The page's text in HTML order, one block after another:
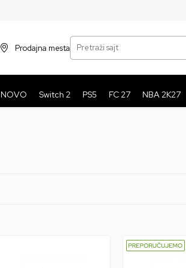
Prodajna mesta
Pretraži sajt
NOVO Switch 2 PS5 FC 27 NBA 2K27